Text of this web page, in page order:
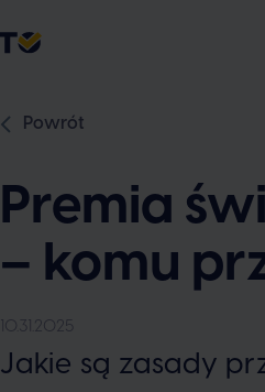
Powrót
Premia
– komu
10.31.2025
Jakie są zasady